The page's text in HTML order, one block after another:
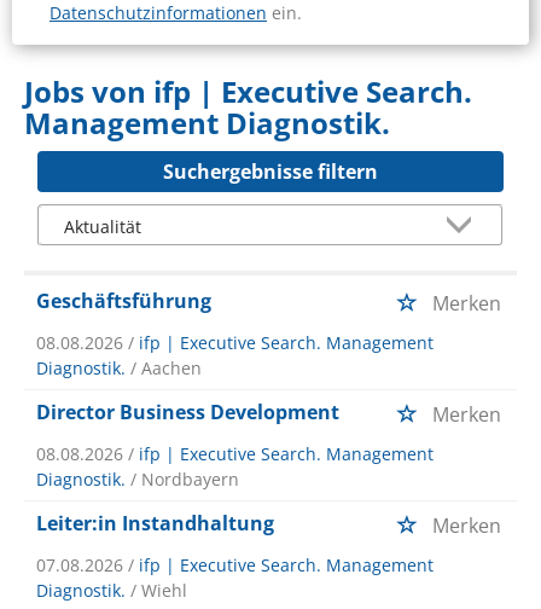
Datenschutzinformationen ein.
Jobs von ifp | Executive Search.
Management Diagnostik.
Suchergebnisse filtern
Geschäftsführung Merken
08.08.2026 / ifp | Executive Search. Management
Diagnostik. / Aachen
Director Business Development Merken
08.08.2026 / ifp | Executive Search. Management
Diagnostik. / Nordbayern
Leiter:in Instandhaltung Merken
07.08.2026 / ifp | Executive Search. Management
Diagnostik. / Wiehl